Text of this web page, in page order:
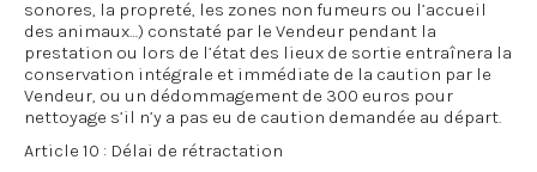
sonores, la propreté, les zones non fumeurs ou l’accueil
des animaux…) constaté par le Vendeur pendant la
prestation ou lors de l’état des lieux de sortie entraînera la
conservation intégrale et immédiate de la caution par le
Vendeur, ou un dédommagement de 300 euros pour
nettoyage s’il n’y a pas eu de caution demandée au départ.
Article 10 : Délai de rétractation